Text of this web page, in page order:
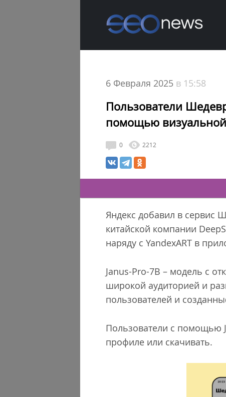
6 Февраля 2025 в 15:58
Пользователи
помощью
0 2212
Яндекс добавил в сервис
китайской компании
наряду с YandexART в
Janus-Pro-7B – модель с
широкой аудиторией и
пользователей и
Пользователи с помощью
профиле или скачивать.